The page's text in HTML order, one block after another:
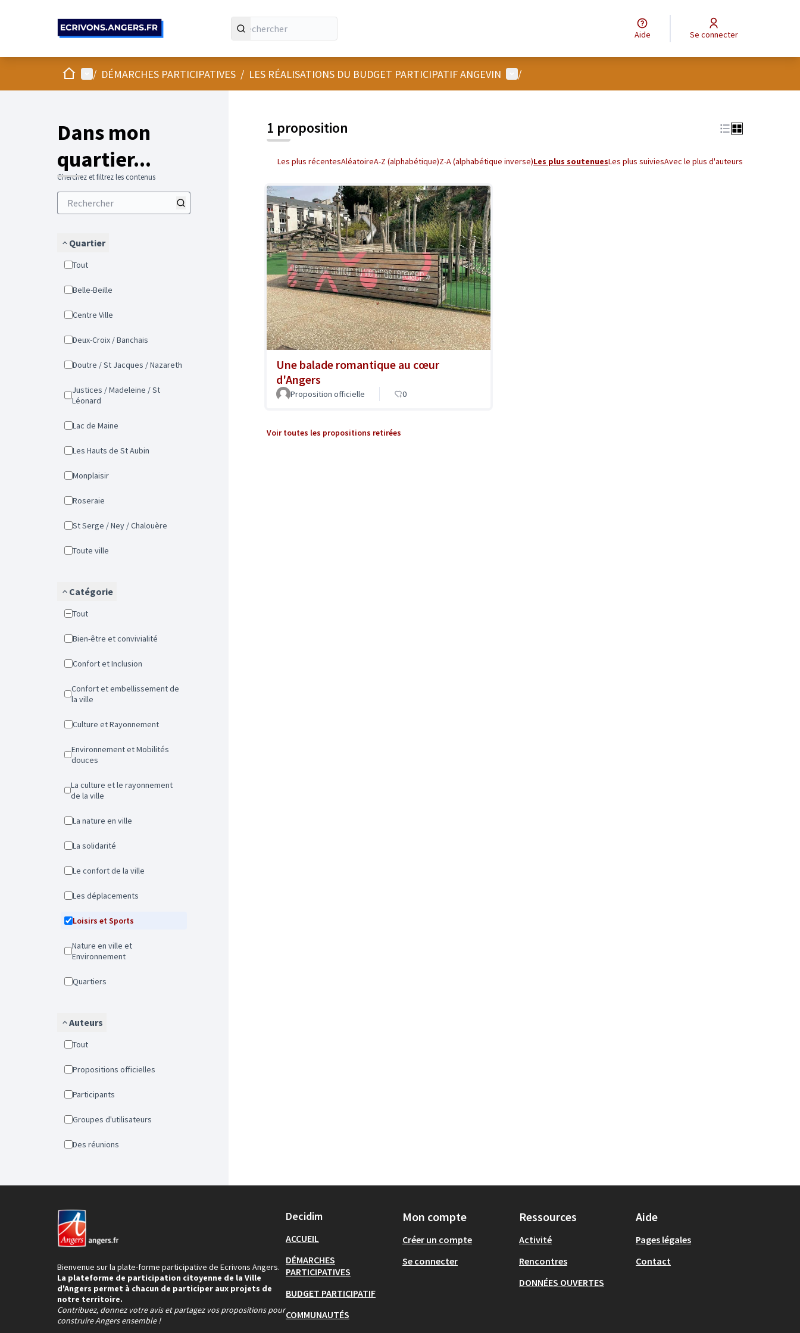
Aide Se connecter
AccueilMenu principal
/ DÉMARCHES PARTICIPATIVES / LES RÉALISATIONS DU BUDGET PARTICIPATIF ANGEVIN Menu utilisateur
/
Dans mon
quartier...
Cherchez et filtrez les contenus
Quartier
Tout
Belle-Beille
Centre Ville
Deux-Croix / Banchais
Doutre / St Jacques / Nazareth
Justices / Madeleine / St
Léonard
Lac de Maine
Les Hauts de St Aubin
Monplaisir
Roseraie
St Serge / Ney / Chalouère
Toute ville
Catégorie
Tout
Bien-être et convivialité
Confort et Inclusion
Confort et embellissement de
la ville
Culture et Rayonnement
Environnement et Mobilités
douces
La culture et le rayonnement
de la ville
La nature en ville
La solidarité
Le confort de la ville
Les déplacements
Loisirs et Sports
Nature en ville et
Environnement
Quartiers
Auteurs
Tout
Propositions officielles
Participants
Groupes d'utilisateurs
Des réunions
1 proposition
Les plus récentesAléatoireA-Z (alphabétique)Z-A (alphabétique inverse)Les plus soutenuesLes plus suiviesAvec le plus d'auteurs
Une balade romantique au cœur
d'Angers
Proposition officielle 0
Voir toutes les propositions retirées
Bienvenue sur la plate-forme participative de Ecrivons Angers.
La plateforme de participation citoyenne de la Ville
d'Angers permet à chacun de participer aux projets de
notre territoire.
Contribuez, donnez votre avis et partagez vos propositions pour
construire Angers ensemble !
Decidim
ACCUEIL
DÉMARCHES
PARTICIPATIVES
BUDGET PARTICIPATIF
COMMUNAUTÉS
Mon compte
Créer un compte
Se connecter
Ressources
Activité
Rencontres
DONNÉES OUVERTES
Aide
Pages légales
Contact